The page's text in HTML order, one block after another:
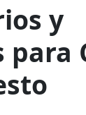
y
para